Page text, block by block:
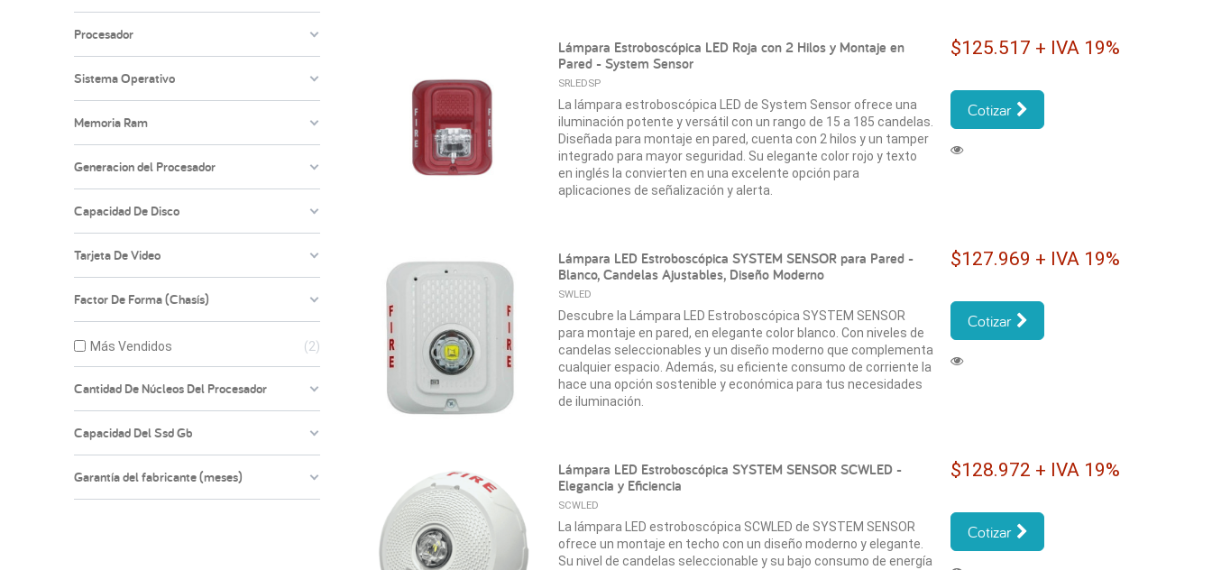
Lámpara Estroboscópica LED Roja con 2 Hilos y Montaje en
Pared - System Sensor
SRLEDSP
La lámpara estroboscópica LED de System Sensor ofrece una
iluminación potente y versátil con un rango de 15 a 185 candelas.
Diseñada para montaje en pared, cuenta con 2 hilos y un tamper
integrado para mayor seguridad. Su elegante color rojo y texto
en inglés la convierten en una excelente opción para
aplicaciones de señalización y alerta.
$125.517 + IVA 19%
Cotizar
Lámpara LED Estroboscópica SYSTEM SENSOR para Pared -
Blanco, Candelas Ajustables, Diseño Moderno
SWLED
Descubre la Lámpara LED Estroboscópica SYSTEM SENSOR
para montaje en pared, en elegante color blanco. Con niveles de
candelas seleccionables y un diseño moderno que complementa
cualquier espacio. Además, su eficiente consumo de corriente la
hace una opción sostenible y económica para tus necesidades
de iluminación.
$127.969 + IVA 19%
Cotizar
Lámpara LED Estroboscópica SYSTEM SENSOR SCWLED -
Elegancia y Eficiencia
SCWLED
La lámpara LED estroboscópica SCWLED de SYSTEM SENSOR
ofrece un montaje en techo con un diseño moderno y elegante.
Su nivel de candelas seleccionable y su bajo consumo de energía
$128.972 + IVA 19%
Cotizar
Procesador
Sistema Operativo
Memoria Ram
Generacion del Procesador
Capacidad De Disco
Tarjeta De Video
Factor De Forma (Chasís)
Más Vendidos 2
Cantidad De Núcleos Del Procesador
Capacidad Del Ssd Gb
Garantía del fabricante (meses)